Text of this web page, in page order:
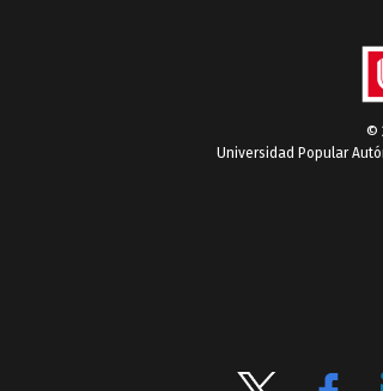
©
Universidad Popular